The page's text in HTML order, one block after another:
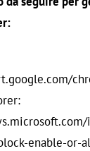
enable-or-